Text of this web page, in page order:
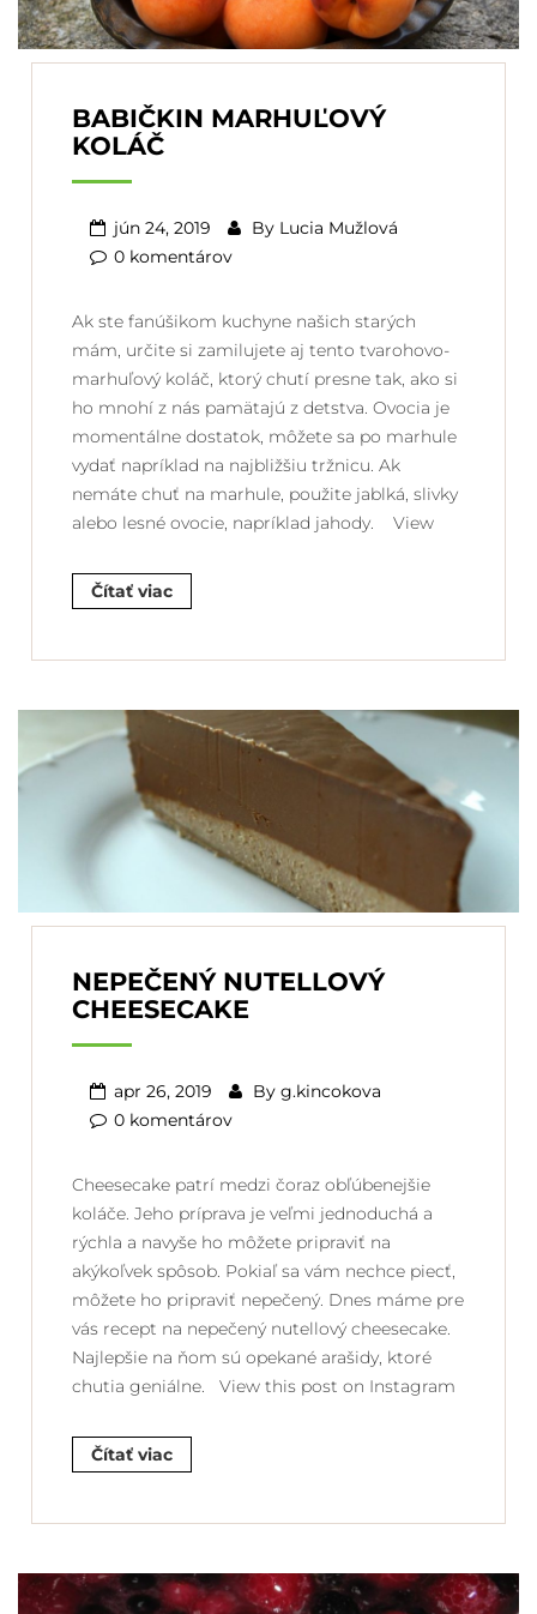
BABIČKIN MARHUĽOVÝ
KOLÁČ
jún 24, 2019 By Lucia Mužlová
0 komentárov
Ak ste fanúšikom kuchyne našich starých
mám, určite si zamilujete aj tento tvarohovo-
marhuľový koláč, ktorý chutí presne tak, ako si
ho mnohí z nás pamätajú z detstva. Ovocia je
momentálne dostatok, môžete sa po marhule
vydať napríklad na najbližšiu tržnicu. Ak
nemáte chuť na marhule, použite jablká, slivky
alebo lesné ovocie, napríklad jahody. View
Čítať viac
NEPEČENÝ NUTELLOVÝ
CHEESECAKE
apr 26, 2019 By g.kincokova
0 komentárov
Cheesecake patrí medzi čoraz obľúbenejšie
koláče. Jeho príprava je veľmi jednoduchá a
rýchla a navyše ho môžete pripraviť na
akýkoľvek spôsob. Pokiaľ sa vám nechce piecť,
môžete ho pripraviť nepečený. Dnes máme pre
vás recept na nepečený nutellový cheesecake.
Najlepšie na ňom sú opekané arašidy, ktoré
chutia geniálne. View this post on Instagram
Čítať viac